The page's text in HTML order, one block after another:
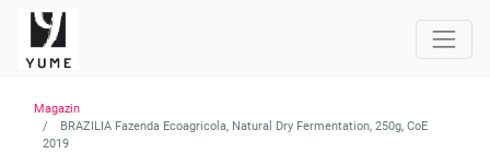
Magazin
BRAZILIA Fazenda Ecoagricola, Natural Dry Fermentation, 250g, CoE
2019